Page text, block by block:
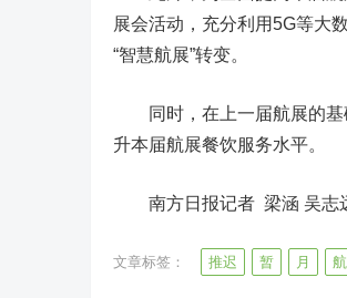
展会活动，充分利用5G等大
“智慧航展”转变。
同时，在上一届航展的基
升本届航展餐饮服务水平。
南方日报记者 梁涵 吴志
文章标签： 推迟 暂 月